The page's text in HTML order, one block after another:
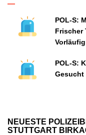
POL-S:
Frischer
POL-S:
Gesucht
NEUESTE
STUTTGART